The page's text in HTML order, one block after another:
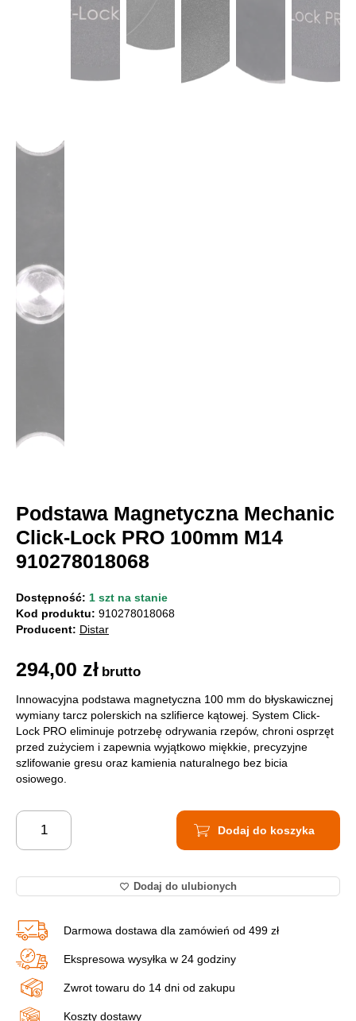
Podstawa Magnetyczna Mechanic
Click-Lock PRO 100mm M14
910278018068
Dostępność: 1 szt na stanie
Kod produktu: 910278018068
Producent: Distar
294,00 zł brutto
Innowacyjna podstawa magnetyczna 100 mm do błyskawicznej
wymiany tarcz polerskich na szlifierce kątowej. System Click-
Lock PRO eliminuje potrzebę odrywania rzepów, chroni osprzęt
przed zużyciem i zapewnia wyjątkowo miękkie, precyzyjne
szlifowanie gresu oraz kamienia naturalnego bez bicia
osiowego.
Dodaj do koszyka
Dodaj do ulubionych
Darmowa dostawa dla zamówień od 499 zł
Ekspresowa wysyłka w 24 godziny
Zwrot towaru do 14 dni od zakupu
Koszty dostawy